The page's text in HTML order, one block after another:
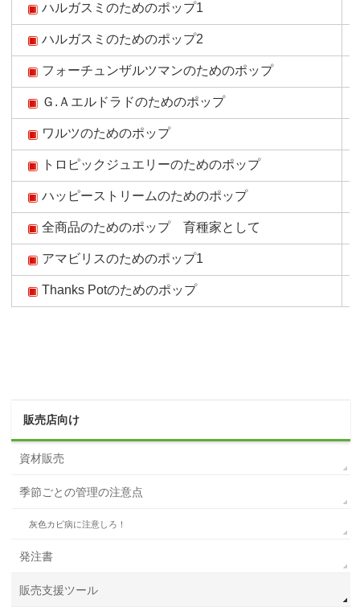
ハルガスミのためのポップ1
ハルガスミのためのポップ2
フォーチュンザルツマンのためのポップ
Ｇ.Ａエルドラドのためのポップ
ワルツのためのポップ
トロピックジュエリーのためのポップ
ハッピーストリームのためのポップ
全商品のためのポップ 育種家として
アマビリスのためのポップ1
Thanks Potのためのポップ
販売店向け
資材販売
季節ごとの管理の注意点
灰色カビ病に注意しろ！
発注書
販売支援ツール